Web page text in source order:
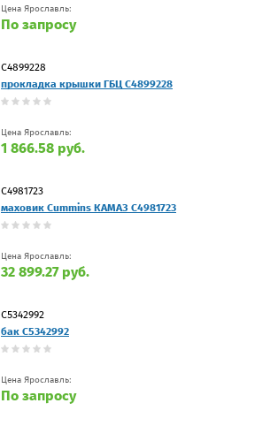
Цена Ярославль:
По запросу
C4899228
прокладка крышки ГБЦ C4899228
Цена Ярославль:
1 866.58 руб.
C4981723
маховик Cummins КАМАЗ C4981723
Цена Ярославль:
32 899.27 руб.
C5342992
бак C5342992
Цена Ярославль:
По запросу